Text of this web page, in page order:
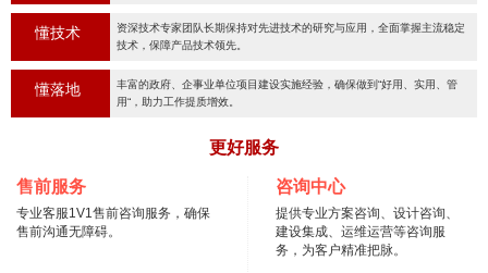
懂技术
资深技术专家团队长期保持对先进技术的研究与应用，全面掌握主流稳定
技术，保障产品技术领先。
懂落地
丰富的政府、企事业单位项目建设实施经验，确保做到“好用、实用、管
用“，助力工作提质增效。
更好服务
售前服务
专业客服1V1售前咨询服务，确保
售前沟通无障碍。
咨询中心
提供专业方案咨询、设计咨询、
建设集成、运维运营等咨询服
务，为客户精准把脉。